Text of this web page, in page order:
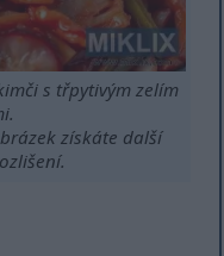
s třpytivým zelím
získáte další